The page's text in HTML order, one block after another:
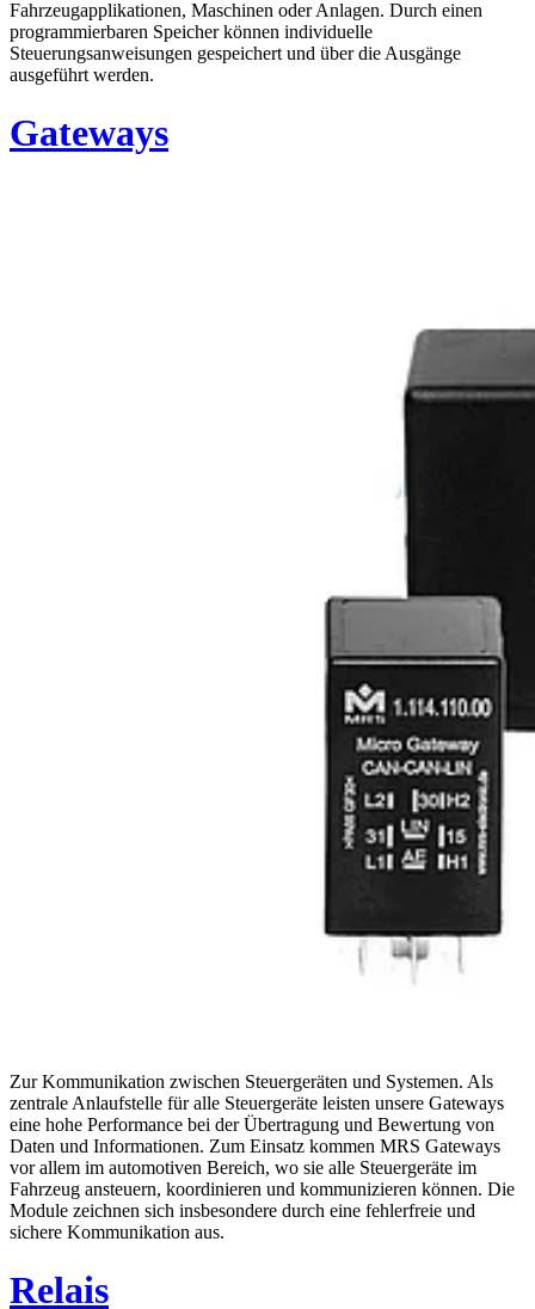
Fahrzeugapplikationen, Maschinen oder Anlagen. Durch einen
programmierbaren Speicher können individuelle
Steuerungsanweisungen gespeichert und über die Ausgänge
ausgeführt werden.
Gateways
Zur Kommunikation zwischen Steuergeräten und Systemen. Als
zentrale Anlaufstelle für alle Steuergeräte leisten unsere Gateways
eine hohe Performance bei der Übertragung und Bewertung von
Daten und Informationen. Zum Einsatz kommen MRS Gateways
vor allem im automotiven Bereich, wo sie alle Steuergeräte im
Fahrzeug ansteuern, koordinieren und kommunizieren können. Die
Module zeichnen sich insbesondere durch eine fehlerfreie und
sichere Kommunikation aus.
Relais